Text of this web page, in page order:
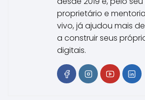
proprietário e
vivo, já ajudou mais
a construir seus
digitais.